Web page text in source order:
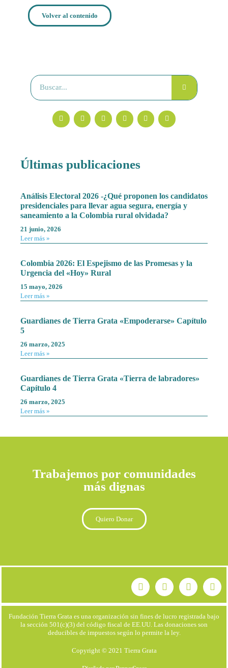
Volver al contenido
Últimas publicaciones
Análisis Electoral 2026 -¿Qué proponen los candidatos
presidenciales para llevar agua segura, energía y
saneamiento a la Colombia rural olvidada?
21 junio, 2026
Leer más »
Colombia 2026: El Espejismo de las Promesas y la
Urgencia del «Hoy» Rural
15 mayo, 2026
Leer más »
Guardianes de Tierra Grata «Empoderarse» Capítulo
5
26 marzo, 2025
Leer más »
Guardianes de Tierra Grata «Tierra de labradores»
Capítulo 4
26 marzo, 2025
Leer más »
Trabajemos por comunidades
más dignas
Quiero Donar
Fundación Tierra Grata es una organización sin fines de lucro registrada bajo
la sección 501(c)(3) del código fiscal de EE.UU. Las donaciones son
deducibles de impuestos según lo permite la ley.
Copyright © 2021 Tierra Grata